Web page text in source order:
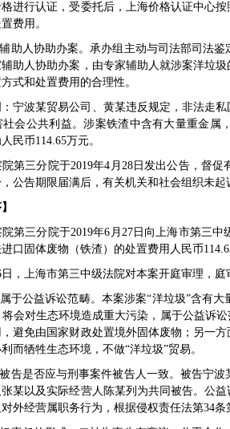
进行认证，受委托后，上海价格认证中心
费用。
助人协助办案。承办组主动与司法部司法
助人协助办案，由专家辅助人就涉案洋垃
式和处置费用的合理性。
宁波某贸易公司、黄某违反规定，非法走
会公共利益。涉案铁渣中含有大量重金
民币114.65万元。
第三分院于2019年4月28日发出公告，督
公告期限届满后，有关机关和社会组织未起
第三分院于2019年6月27日向上海市第三
口固体废物（铁渣）的处置费用人民币
日，上海市第三中级法院对本案开庭审理，
于公益诉讼范畴。本案涉案“洋垃圾”含有
会对生态环境造成重大污染，属于公益诉
避免由国家财政处置境外固体废物；另一
而牺牲生态环境，不做“洋垃圾”贸易。
告是否应与刑事案件被告人一致。被告宁
某以及实际经营人陈某列为共同被告。公
外经营属职务行为，根据侵权责任法第34